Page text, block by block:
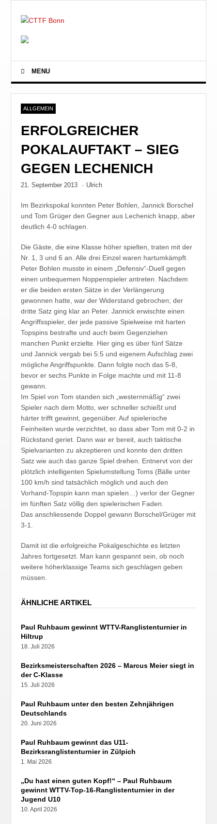
MENU
ALLGEMEIN
ERFOLGREICHER
POKALAUFTAKT – SIEG
GEGEN LECHENICH
21. September 2013 · Ulrich
Im Bezirkspokal konnten Peter Bohlen, Jannick Borschel
und Tom Grüger den Gegner aus Lechenich knapp, aber
deutlich 4-0 schlagen.
Die Gäste, die eine Klasse höher spielten, traten mit der
Nr. 1, 3 und 6 an. Alle drei Einzel waren hartumkämpft.
Peter Bohlen musste in einem „Defensiv“-Duell gegen
einen unbequemen Noppenspieler antreten. Nachdem
er die beiden ersten Sätze in der Verlängerung
gewonnen hatte, war der Widerstand gebrochen; der
dritte Satz ging klar an Peter. Jannick erwischte einen
Angriffsspieler, der jede passive Spielweise mit harten
Topspins bestrafte und auch beim Gegenziehen
manchen Punkt erzielte. Hier ging es über fünf Sätze
und Jannick vergab bei 5:5 und eigenem Aufschlag zwei
mögliche Angriffspunkte. Dann folgte noch das 5-8,
bevor er sechs Punkte in Folge machte und mit 11-8
gewann.
Im Spiel von Tom standen sich „westernmäßig“ zwei
Spieler nach dem Motto, wer schneller schießt und
härter trifft gewinnt, gegenüber. Auf spielerische
Feinheiten wurde verzichtet, so dass aber Tom mit 0-2 in
Rückstand geriet. Dann war er bereit, auch taktische
Spielvarianten zu akzeptieren und konnte den dritten
Satz wie auch das ganze Spiel drehen. Entnervt von der
plötzlich intelligenten Spielumstellung Toms (Bälle unter
100 km/h sind tatsächlich möglich und auch den
Vorhand-Topspin kann man spielen…) verlor der Gegner
im fünften Satz völlig den spielerischen Faden.
Das anschliessende Doppel gewann Borschel/Grüger mit
3-1.
Damit ist die erfolgreiche Pokalgeschichte es letzten
Jahres fortgesetzt. Man kann gespannt sein, ob noch
weitere höherklassige Teams sich geschlagen geben
müssen.
ÄHNLICHE ARTIKEL
Paul Ruhbaum gewinnt WTTV-Ranglistenturnier in
Hiltrup
18. Juli 2026
Bezirksmeisterschaften 2026 – Marcus Meier siegt in
der C-Klasse
15. Juli 2026
Paul Ruhbaum unter den besten Zehnjährigen
Deutschlands
20. Juni 2026
Paul Ruhbaum gewinnt das U11-
Bezirksranglistenturnier in Zülpich
1. Mai 2026
„Du hast einen guten Kopf!“ – Paul Ruhbaum
gewinnt WTTV-Top-16-Ranglistenturnier in der
Jugend U10
10. April 2026